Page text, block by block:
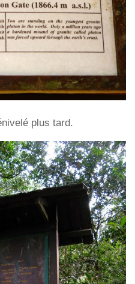
plus tard.